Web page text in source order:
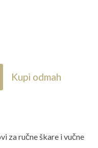
Kupi odmah
za ručne škare i vučne